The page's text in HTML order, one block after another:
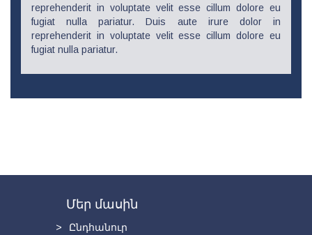
reprehenderit in voluptate velit esse cillum dolore eu
fugiat nulla pariatur. Duis aute irure dolor in
reprehenderit in voluptate velit esse cillum dolore eu
fugiat nulla pariatur.
Մեր մասին
Ընդհանուր